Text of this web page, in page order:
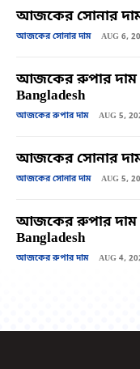
আজকের সোনার
আজকের সোনার দাম AUG 6,
আজকের রুপার দাম
Bangladesh
আজকের রুপার দাম AUG 5,
আজকের সোনার
আজকের সোনার দাম AUG 5,
আজকের রুপার দাম
Bangladesh
আজকের রুপার দাম AUG 4,